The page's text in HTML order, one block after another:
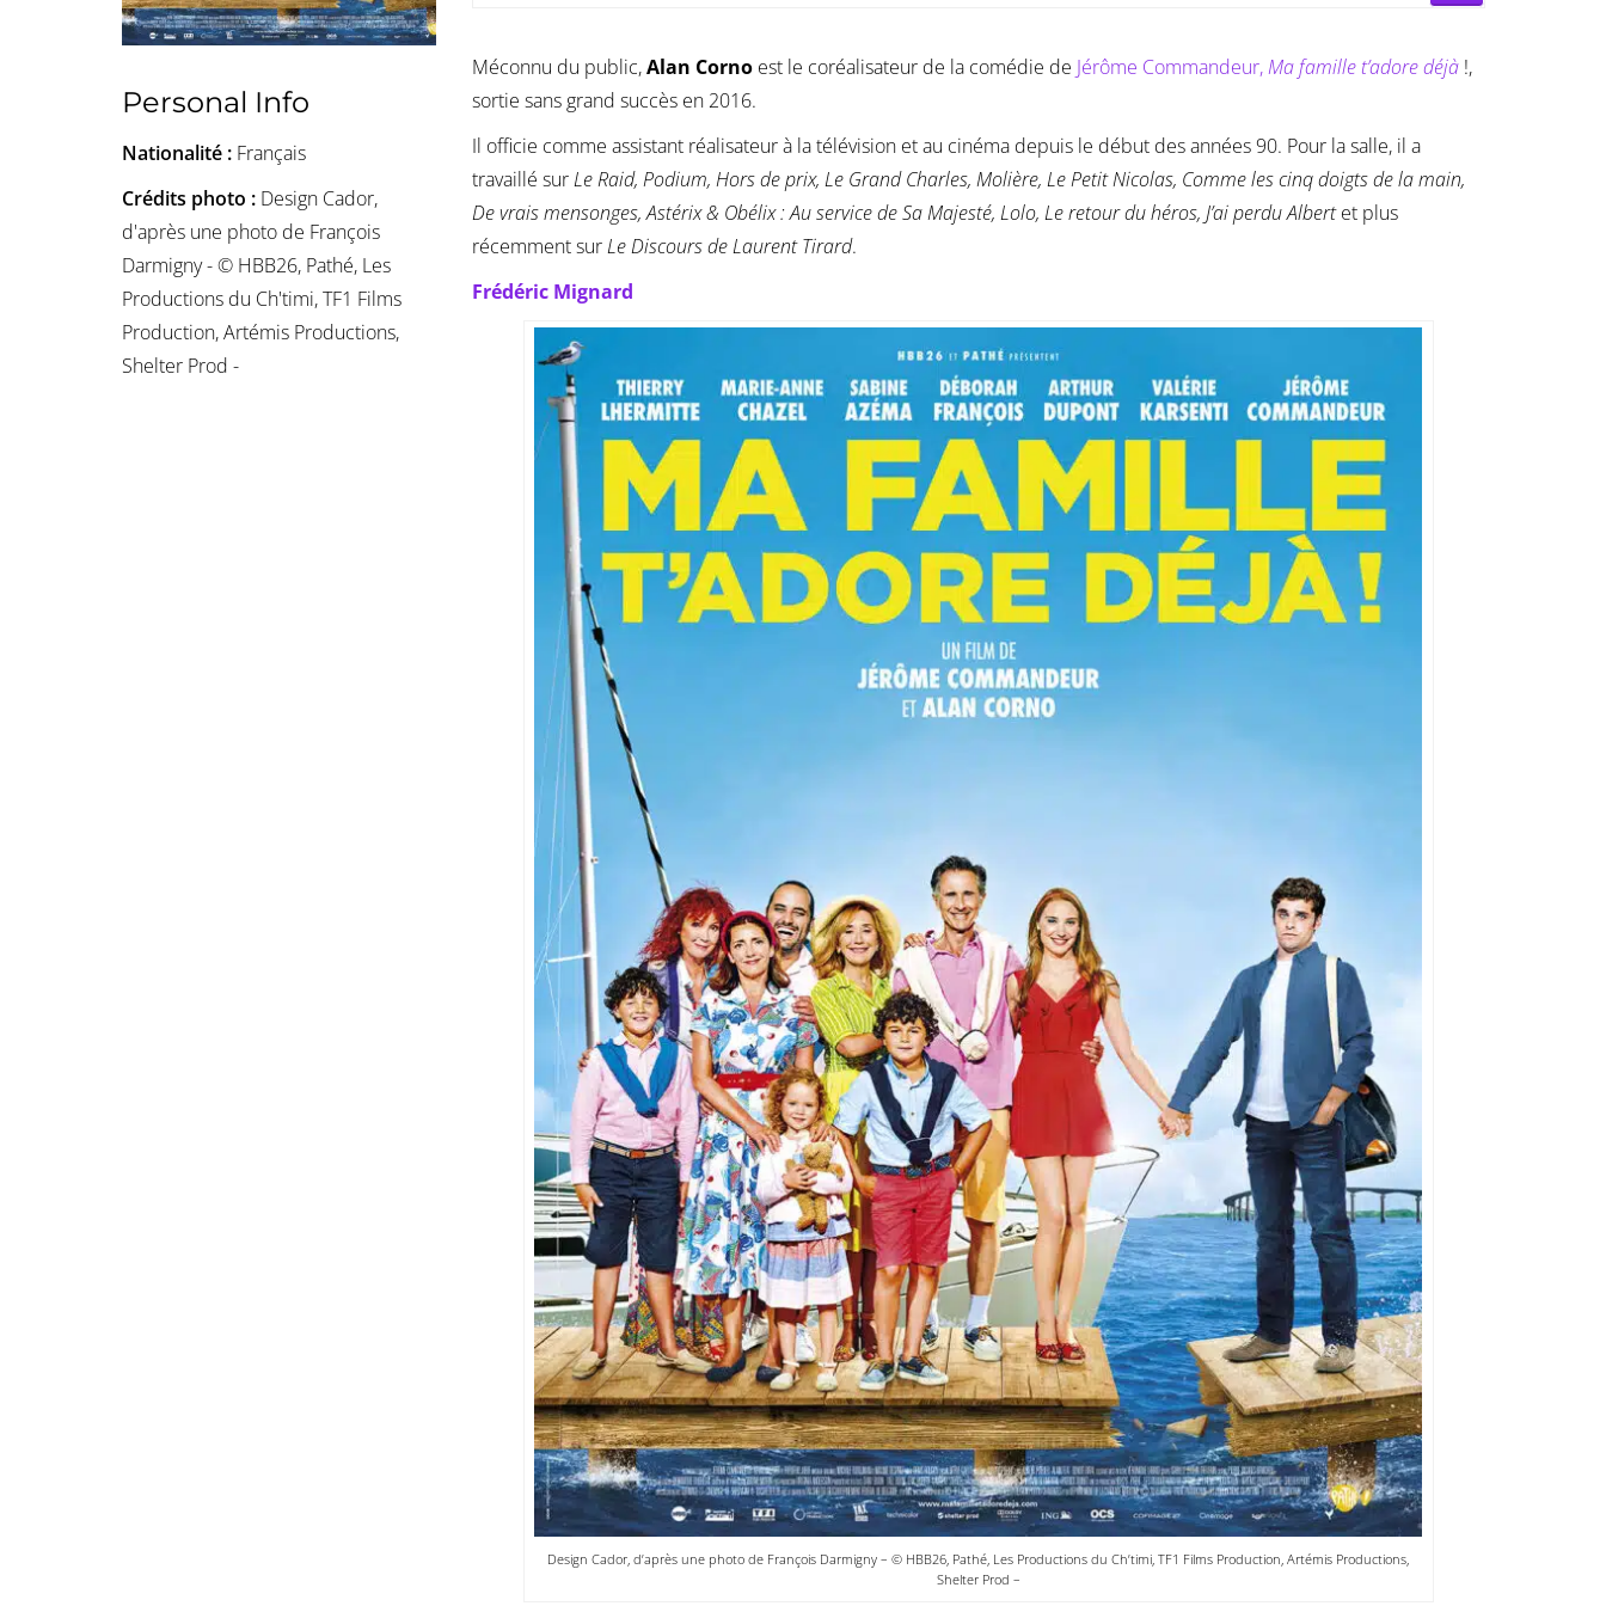
Personal Info
Nationalité : Français
Crédits photo : Design Cador,
d'après une photo de François
Darmigny - © HBB26, Pathé, Les
Productions du Ch'timi, TF1 Films
Production, Artémis Productions,
Shelter Prod -
Méconnu du public,Alan Corno est le coréalisateur de la comédie de Jérôme Commandeur,Ma famille t’adore déjà !,
sortie sans grand succès en 2016.
Il officie comme assistant réalisateur à la télévision et au cinéma depuis le début des années 90. Pour la salle, il a
travaillé surLe Raid, Podium, Hors de prix, Le Grand Charles, Molière, Le Petit Nicolas, Comme les cinq doigts de la main,
De vrais mensonges, Astérix & Obélix : Au service de Sa Majesté, Lolo, Le retour du héros, J’ai perdu Albertet plus
récemment surLe Discours de Laurent Tirard.
Frédéric Mignard
Design Cador, d’après une photo de François Darmigny – © HBB26, Pathé, Les Productions du Ch’timi, TF1 Films Production, Artémis Productions,
Shelter Prod –